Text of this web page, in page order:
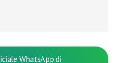
WhatsApp di